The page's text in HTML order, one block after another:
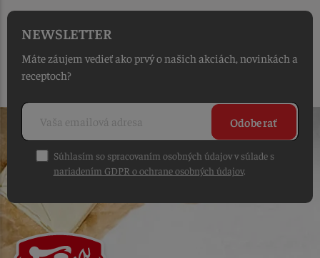
NEWSLETTER
Máte záujem vedieť ako prvý o našich akciách, novinkách a
receptoch?
Odoberať
Súhlasím so spracovaním osobných údajov v súlade s
nariadením GDPR o ochrane osobných údajov.